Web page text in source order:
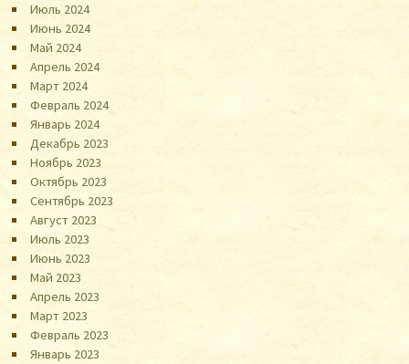
Июль 2024
Июнь 2024
Май 2024
Апрель 2024
Март 2024
Февраль 2024
Январь 2024
Декабрь 2023
Ноябрь 2023
Октябрь 2023
Сентябрь 2023
Август 2023
Июль 2023
Июнь 2023
Май 2023
Апрель 2023
Март 2023
Февраль 2023
Январь 2023